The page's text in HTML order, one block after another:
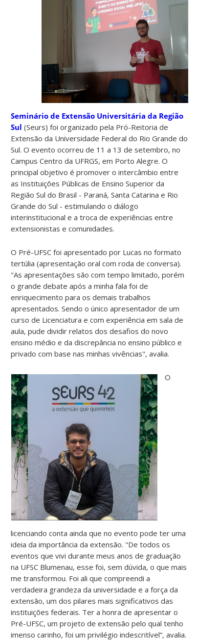
Seminário de Extensão Universitária da Região
Sul (Seurs) foi organizado pela Pró-Reitoria de
Extensão da Universidade Federal do Rio Grande do
Sul. O evento ocorreu de 11 a 13 de setembro, no
Campus Centro da UFRGS, em Porto Alegre. O
principal objetivo é promover o intercâmbio entre
as Instituições Públicas de Ensino Superior da
Região Sul do Brasil - Paraná, Santa Catarina e Rio
Grande do Sul - estimulando o diálogo
interinstitucional e a troca de experiências entre
extensionistas e comunidades.
O Pré-UFSC foi apresentado por Lucas no formato
tertúlia (apresentação oral com roda de conversa).
"As apresentações são com tempo limitado, porém
o grande debate após a minha fala foi de
enriquecimento para os demais trabalhos
apresentados. Sendo o único apresentador de um
curso de Licenciatura e com experiência em sala de
aula, pude dividir relatos dos desafios do novo
ensino médio e da discrepância no ensino público e
privado com base nas minhas vivências", avalia.
O
licenciando conta ainda que no evento pode ter uma
ideia da importância da extensão. "De todos os
eventos que vivi durante meus anos de graduação
na UFSC Blumenau, esse foi, sem dúvida, o que mais
me transformou. Foi ali que compreendi a
verdadeira grandeza da universidade e a força da
extensão, um dos pilares mais significativos das
instituições federais. Ter a honra de apresentar o
Pré-UFSC, um projeto de extensão pelo qual tenho
imenso carinho, foi um privilégio indescritível”, avalia.